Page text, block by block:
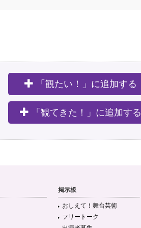
「観たい！」に追加する
「観てきた！」に追加する
掲示板
おしえて！舞台芸術
フリートーク